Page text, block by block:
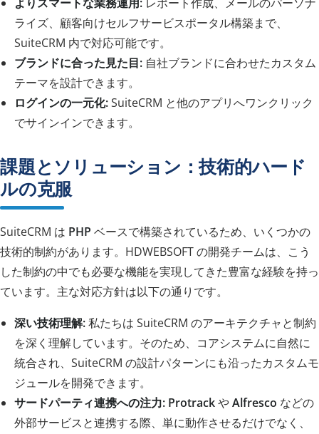
ライズ、顧客向けセルフサービスポータル構築まで、
SuiteCRM 内で対応可能です。
ブランドに合った見た目: 自社ブランドに合わせたカスタム
テーマを設計できます。
ログインの一元化:SuiteCRM と他のアプリへワンクリック
でサインインできます。
課題とソリューション：技術的ハード
ルの克服
SuiteCRM は PHP ベースで構築されているため、いくつかの
技術的制約があります。HDWEBSOFT の開発チームは、こう
した制約の中でも必要な機能を実現してきた豊富な経験を持っ
ています。主な対応方針は以下の通りです。
深い技術理解:私たちは SuiteCRM のアーキテクチャと制約
を深く理解しています。そのため、コアシステムに自然に
統合され、SuiteCRM の設計パターンにも沿ったカスタムモ
ジュールを開発できます。
サードパーティ連携への注力: ProtrackやAlfresco などの
外部サービスと連携する際、単に動作させるだけでなく、